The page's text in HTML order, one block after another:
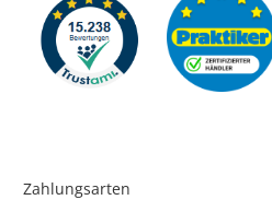
Zahlungsarten